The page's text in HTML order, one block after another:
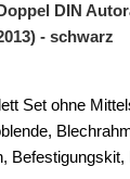
DIN
- schwarz
Set ohne
Befestigungskit,